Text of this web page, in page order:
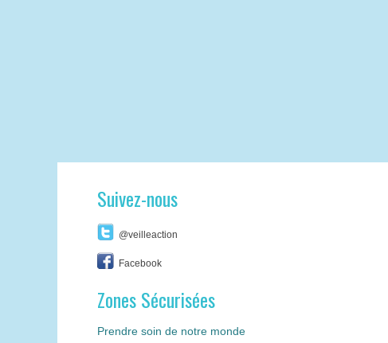
Suivez-nous
@veilleaction
Facebook
Zones Sécurisées
Prendre soin de notre monde